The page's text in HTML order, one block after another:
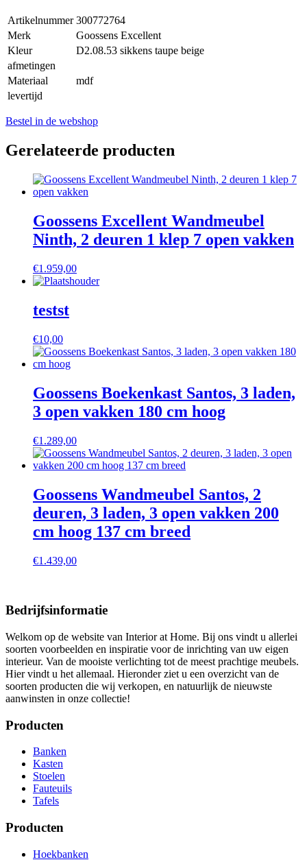
Artikelnummer 300772764
Merk
Goossens Excellent
Kleur
D2.08.53 sikkens taupe beige
afmetingen
Materiaal
mdf
levertijd
Bestel in de webshop
Gerelateerde producten
Goossens Excellent Wandmeubel
Ninth, 2 deuren 1 klep 7 open vakken
€1.959,00
testst
€10,00
Goossens Boekenkast Santos, 3 laden,
3 open vakken 180 cm hoog
€1.289,00
Goossens Wandmeubel Santos, 2
deuren, 3 laden, 3 open vakken 200
cm hoog 137 cm breed
€1.439,00
Bedrijfsinformatie
Welkom op de website van Interior at Home. Bij ons vindt u allerlei
soorten voorbeelden en inspiratie voor de inrichting van uw eigen
interieur. Van de mooiste verlichting tot de meest prachtige meubels.
Hier vindt u het allemaal. Hieronder ziet u een overzicht van de
soorten producten die wij verkopen, en natuurlijk de nieuwste
aanwinsten in onze collectie!
Producten
Banken
Kasten
Stoelen
Fauteuils
Tafels
Producten
Hoekbanken